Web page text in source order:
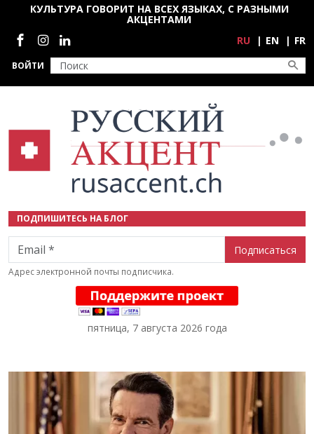
Перейти к основному содержанию
ВОЙТИ
КУЛЬТУРА ГОВОРИТ НА ВСЕХ ЯЗЫКАХ, С РАЗНЫМИ
АКЦЕНТАМИ
Социальные сети
RU EN FR
ПОДПИШИТЕСЬ НА БЛОГ
Email
Адрес электронной почты подписчика.
пятница, 7 августа 2026 года